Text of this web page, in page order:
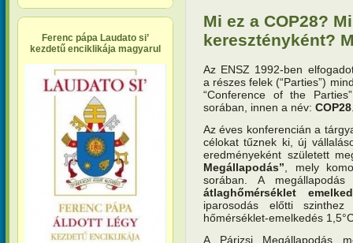
Ferenc pápa Laudato si’
kezdetű enciklikája magyarul
Mi ez a COP28?
keresztényként?
Az ENSZ 1992-ben
a részes felek (“Parties”)
“Conference of the
sorában, innen a név: COP28
Az éves konferencián a
célokat tűznek ki, új
eredményeként született
Megállapodás” , mely
sorában. A
átlaghőmérséklet
iparosodás előtti
hőmérséklet-emelkedés
A Párizsi Megállapodás